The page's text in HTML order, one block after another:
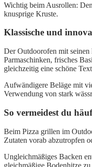
Wichtig beim Ausrollen:
knusprige Kruste.
Klassische und
Der Outdoorofen mit seinen
Parmaschinken, frisches
gleichzeitig eine schöne
Aufwändigere Beläge mit
Verwendung von stark
So vermeidest du
Beim Pizza grillen im
Zutaten vorab abzutropfen
Ungleichmäßiges Backen
gleichmäßige Bodenhitze